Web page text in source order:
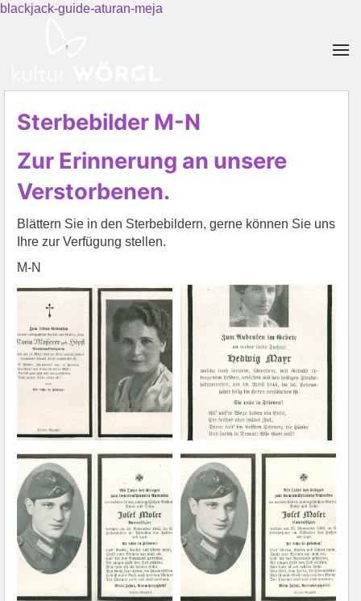
blackjack-guide-aturan-meja
Sterbebilder M-N
Zur Erinnerung an unsere
Verstorbenen.
Blättern Sie in den Sterbebildern, gerne können Sie uns
Ihre zur Verfügung stellen.
M-N